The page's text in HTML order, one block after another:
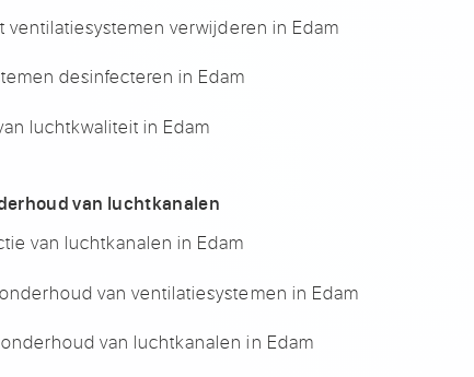
ventilatiesystemen verwijderen in Edam
desinfecteren in Edam
luchtkwaliteit in Edam
van luchtkanalen
van luchtkanalen in Edam
van ventilatiesystemen in Edam
van luchtkanalen in Edam